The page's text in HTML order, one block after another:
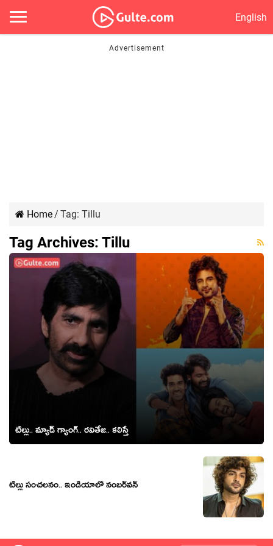
English
Home/ Tag: Tillu
Tag Archives: Tillu
టిల్లు.. మ్యాడ్ గ్యాంగ్.. రవితేజ.. కలిస్తే
టిల్లు సంచ‌ల‌నం.. ఇండియాలో నంబ‌ర్‌వ‌న్‌